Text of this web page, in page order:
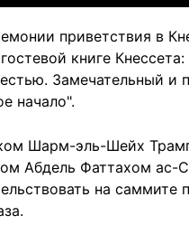
приветствия в
книге
Замечательный и
начало".
Шарм-эль-Шейх
Абдель Фаттахом ас-
на саммите